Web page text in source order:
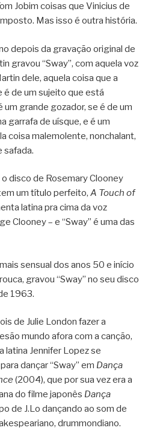
Jobim coisas que Vinicius de
Mas isso é outra história.
depois da gravação original de
gravou “Sway”, com aquela voz
dele, aquela coisa que a
é de um sujeito que está
um grande gozador, se é de um
garrafa de uísque, e é um
coisa malemolente, nonchalant,
safada.
disco de Rosemary Clooney
um título perfeito, A Touch of
latina pra cima da voz
Clooney – e “Sway” é uma das
sensual dos anos 50 e início
gravou “Sway” no seu disco
1963.
de Julie London fazer a
mundo afora com a canção,
latina Jennifer Lopez se
dançar “Sway” em Dança
(2004), que por sua vez era a
do filme japonês Dança
de J.Lo dançando ao som de
drummondiano.